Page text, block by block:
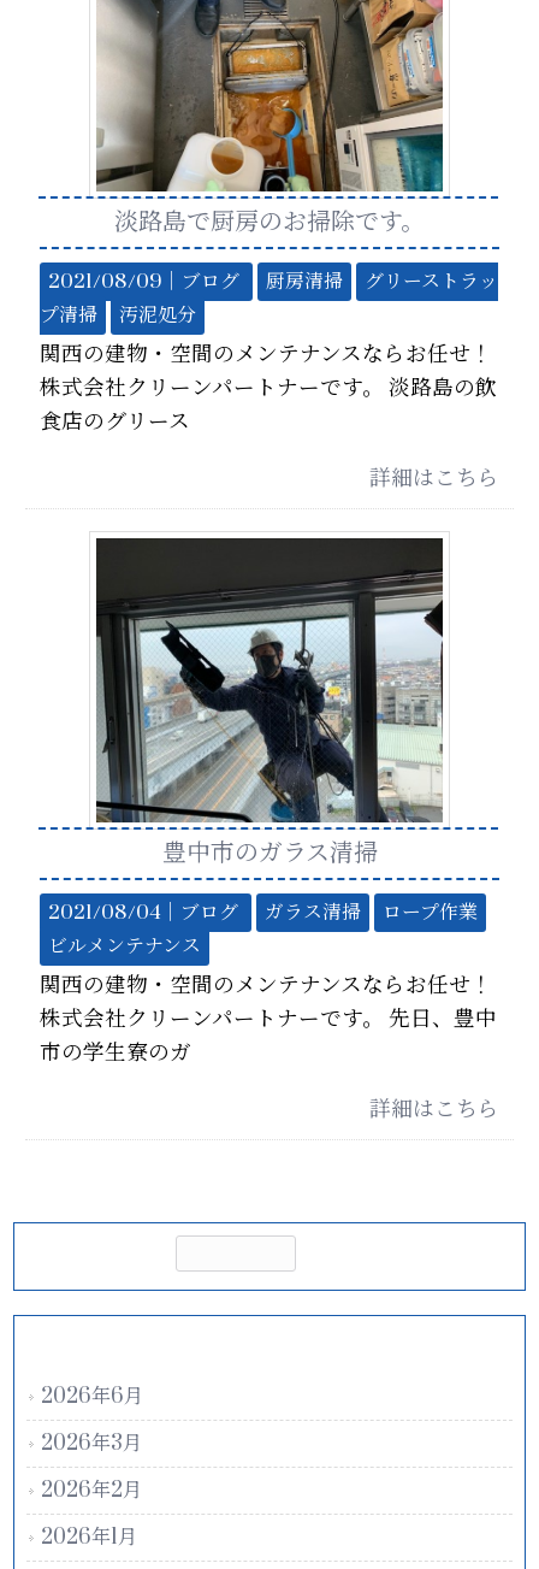
淡路島で厨房のお掃除です。
2021/08/09｜ ブログ 厨房清掃
グリーストラッ
プ清掃
汚泥処分
関西の建物・空間のメンテナンスならお任せ！
株式会社クリーンパートナーです。 淡路島の飲
食店のグリース
詳細はこちら
豊中市のガラス清掃
2021/08/04｜ ブログ ガラス清掃
ロープ作業
ビルメンテナンス
関西の建物・空間のメンテナンスならお任せ！
株式会社クリーンパートナーです。 先日、豊中
市の学生寮のガ
詳細はこちら
2026年6月
2026年3月
2026年2月
2026年1月